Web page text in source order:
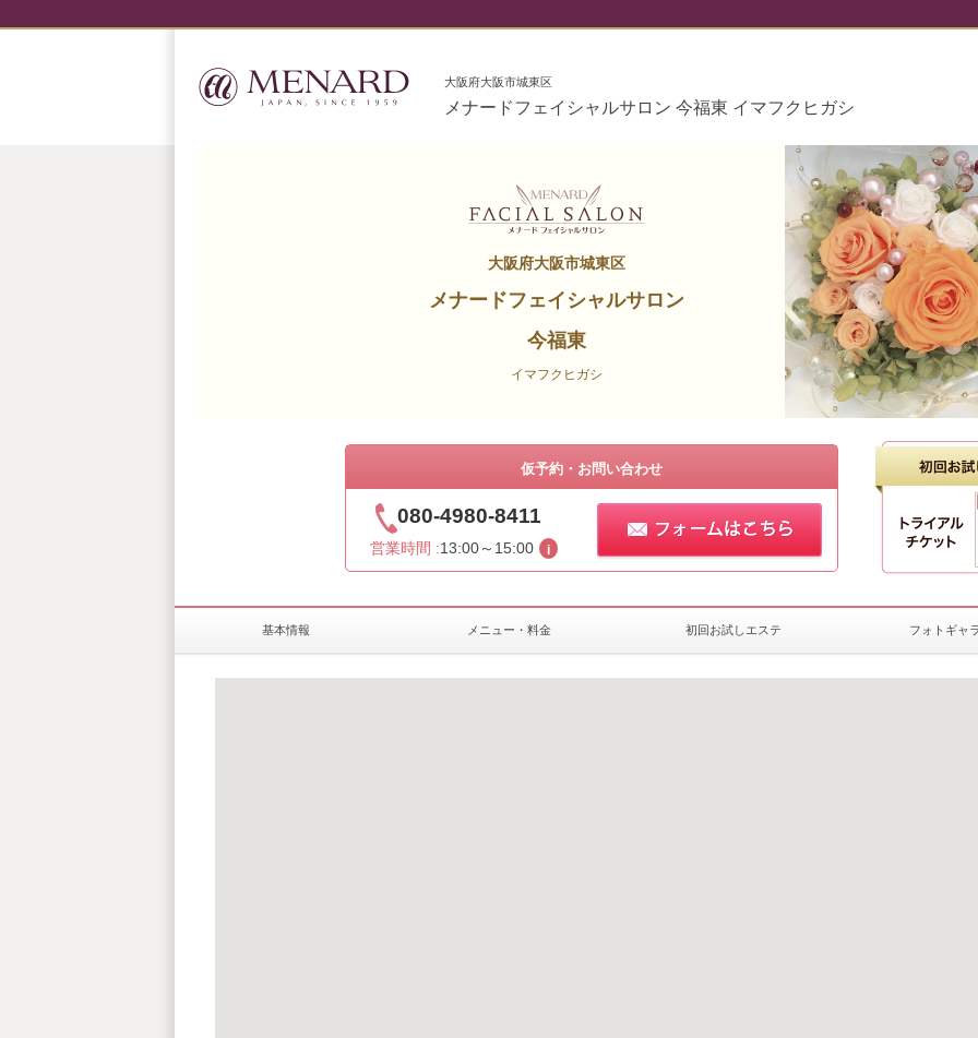
大阪府大阪市城東区
メナードフェイシャルサロン 今福東 イマフクヒガシ
大阪府大阪市城東区
メナードフェイシャルサロン
今福東
イマフクヒガシ
仮予約・お問い合わせ
080-4980-8411
営業時間 :13:00～15:00
基本情報 メニュー・料金 初回お試しエステ フォトギャ